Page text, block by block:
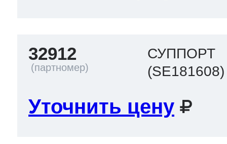
32912
СУППОРТ
(SE181608)
Уточнить цену